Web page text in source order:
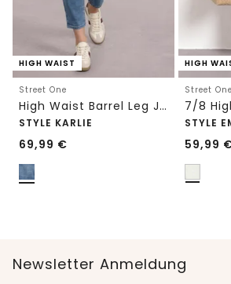
HIGH WAIST
Street One
High Waist Barrel Leg Jeans im Loose Fit
STYLE KARLIE
69,99 €
HIGH
Street One
STYLE
59,99
Newsletter Anmeldung